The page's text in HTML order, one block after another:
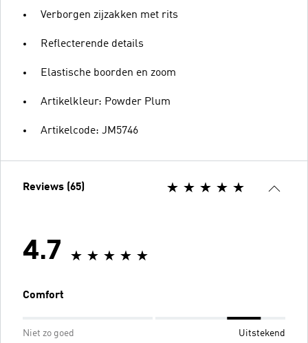
Verborgen zijzakken met rits
Reflecterende details
Elastische boorden en zoom
Artikelkleur: Powder Plum
Artikelcode: JM5746
Reviews (65)
4.7
Comfort
Niet zo goed Uitstekend